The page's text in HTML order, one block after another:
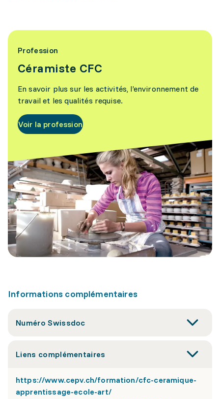
Profession
Céramiste CFC
En savoir plus sur les activités, l’environnement de
travail et les qualités requise.
Voir la profession
Informations complémentaires
Numéro Swissdoc
Liens complémentaires
https://www.cepv.ch/formation/cfc-ceramique-
apprentissage-ecole-art/